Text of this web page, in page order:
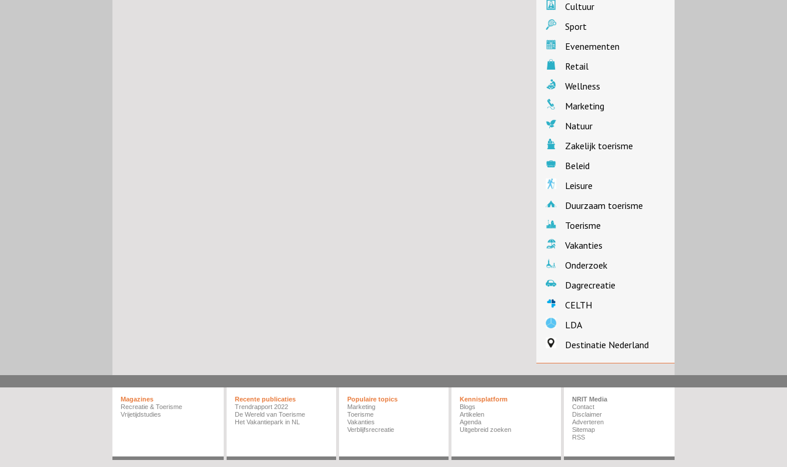
Cultuur
Sport
Evenementen
Retail
Wellness
Marketing
Natuur
Zakelijk toerisme
Beleid
Leisure
Duurzaam toerisme
Toerisme
Vakanties
Onderzoek
Dagrecreatie
CELTH
LDA
Destinatie Nederland
Magazines
Recreatie & Toerisme
Vrijetijdstudies
Recente publicaties
Trendrapport 2022
De Wereld van Toerisme
Het Vakantiepark in NL
Populaire topics
Marketing
Toerisme
Vakanties
Verblijfsrecreatie
Kennisplatform
Blogs
Artikelen
Agenda
Uitgebreid zoeken
NRIT Media
Contact
Disclaimer
Adverteren
Sitemap
RSS